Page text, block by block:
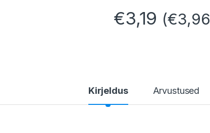
€3,19 (€3,96
Kirjeldus Arvustused